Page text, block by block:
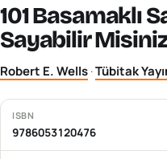
101 Basamaklı
Sayabilir
Robert E. Wells·Tübitak
ISBN
9786053120476